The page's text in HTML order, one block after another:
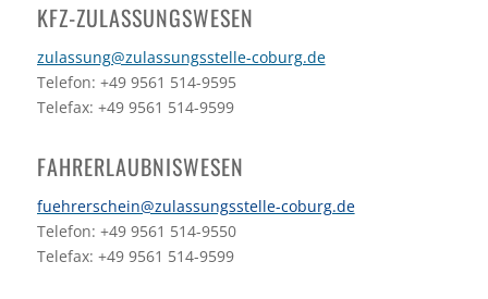
KFZ-ZULASSUNGSWESEN
zulassung@zulassungsstelle-coburg.de
Telefon: +49 9561 514-9595
Telefax: +49 9561 514-9599
FAHRERLAUBNISWESEN
fuehrerschein@zulassungsstelle-coburg.de
Telefon: +49 9561 514-9550
Telefax: +49 9561 514-9599